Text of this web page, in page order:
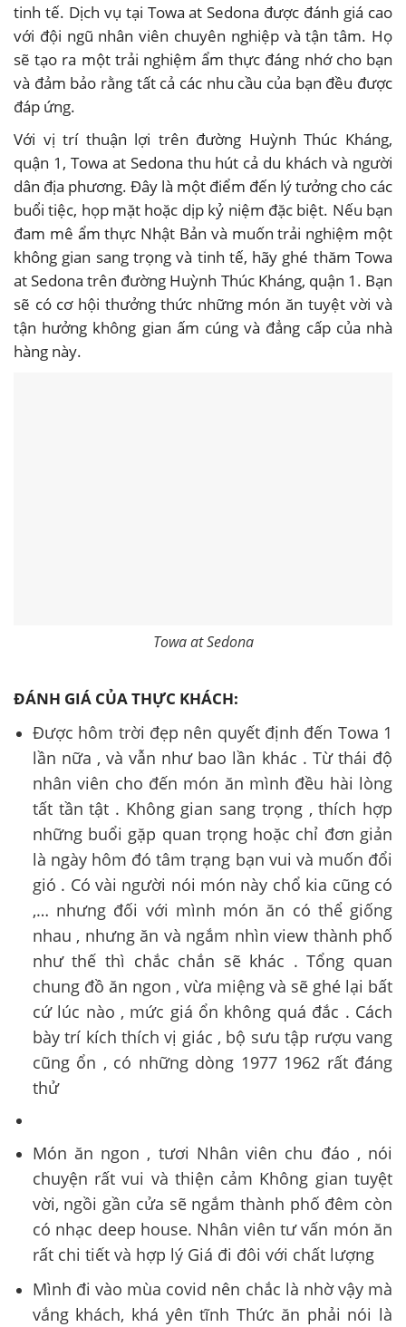
tinh tế. Dịch vụ tại Towa at Sedona được đánh giá cao
với đội ngũ nhân viên chuyên nghiệp và tận tâm. Họ
sẽ tạo ra một trải nghiệm ẩm thực đáng nhớ cho bạn
và đảm bảo rằng tất cả các nhu cầu của bạn đều được
đáp ứng.
Với vị trí thuận lợi trên đường Huỳnh Thúc Kháng,
quận 1, Towa at Sedona thu hút cả du khách và người
dân địa phương. Đây là một điểm đến lý tưởng cho các
buổi tiệc, họp mặt hoặc dịp kỷ niệm đặc biệt. Nếu bạn
đam mê ẩm thực Nhật Bản và muốn trải nghiệm một
không gian sang trọng và tinh tế, hãy ghé thăm Towa
at Sedona trên đường Huỳnh Thúc Kháng, quận 1. Bạn
sẽ có cơ hội thưởng thức những món ăn tuyệt vời và
tận hưởng không gian ấm cúng và đẳng cấp của nhà
hàng này.
Towa at Sedona
ĐÁNH GIÁ CỦA THỰC KHÁCH:
Được hôm trời đẹp nên quyết định đến Towa 1
lần nữa , và vẫn như bao lần khác . Từ thái độ
nhân viên cho đến món ăn mình đều hài lòng
tất tần tật . Không gian sang trọng , thích hợp
những buổi gặp quan trọng hoặc chỉ đơn giản
là ngày hôm đó tâm trạng bạn vui và muốn đổi
gió . Có vài người nói món này chổ kia cũng có
,… nhưng đối với mình món ăn có thể giống
nhau , nhưng ăn và ngắm nhìn view thành phố
như thế thì chắc chắn sẽ khác . Tổng quan
chung đồ ăn ngon , vừa miệng và sẽ ghé lại bất
cứ lúc nào , mức giá ổn không quá đắc . Cách
bày trí kích thích vị giác , bộ sưu tập rượu vang
cũng ổn , có những dòng 1977 1962 rất đáng
thử
Món ăn ngon , tươi Nhân viên chu đáo , nói
chuyện rất vui và thiện cảm Không gian tuyệt
vời, ngồi gần cửa sẽ ngắm thành phố đêm còn
có nhạc deep house. Nhân viên tư vấn món ăn
rất chi tiết và hợp lý Giá đi đôi với chất lượng
Mình đi vào mùa covid nên chắc là nhờ vậy mà
vắng khách, khá yên tĩnh Thức ăn phải nói là